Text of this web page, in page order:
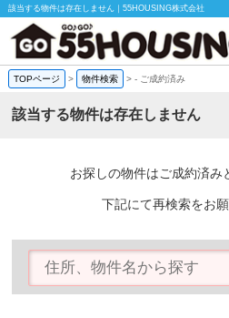
該当する物件は存在しません｜55HOUSING株式会社
TOPページ > 物件検索 >- ご成約済み
該当する物件は存在しません
お探しの物件はご成約済み
下記にて再検索をお願